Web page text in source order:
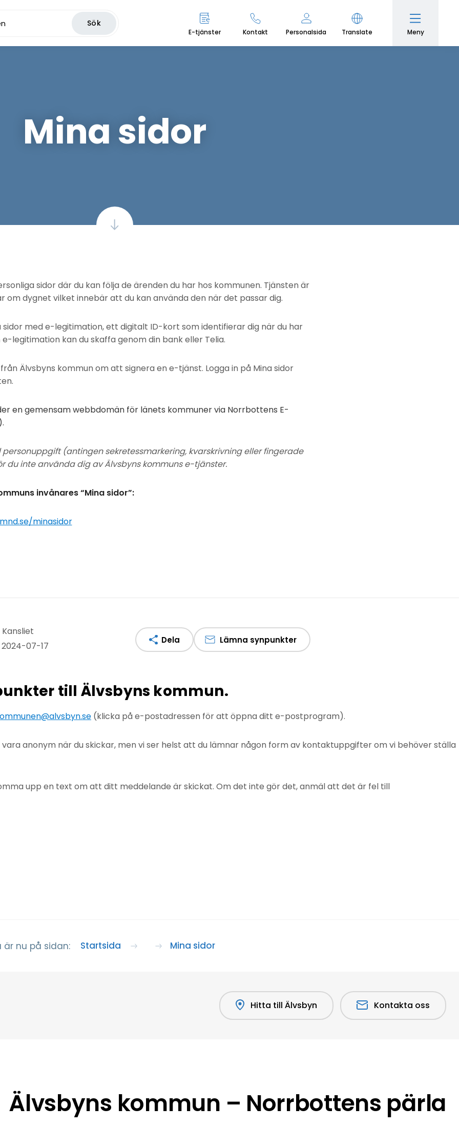
Sök
E-tjänster Kontakt Personalsida Translate Meny
Mina sidor
sidor där du kan följa de ärenden du har hos kommunen. Tjänsten är
om dygnet vilket innebär att du kan använda den när det passar dig.
sidor med e-legitimation, ett digitalt ID-kort som identifierar dig när du har
legitimation kan du skaffa genom din bank eller Telia.
Älvsbyns kommun om att signera en e-tjänst. Logga in på Mina sidor
en gemensam webbdomän för länets kommuner via Norrbottens E-
(antingen sekretessmarkering, kvarskrivning eller fingerade
du inte använda dig av Älvsbyns kommuns e-tjänster.
invånares “Mina sidor”:
minasidor
07-17
Dela Lämna synpunkter
till Älvsbyns kommun.
(klicka på e-postadressen för att öppna ditt e-postprogram).
anonym när du skickar, men vi ser helst att du lämnar någon form av kontaktuppgifter om vi behöver ställa
upp en text om att ditt meddelande är skickat. Om det inte gör det, anmäl att det är fel till
är nu på sidan: Startsida Mina sidor
Hitta till Älvsbyn Kontakta oss
Älvsbyns kommun – Norrbottens pärla